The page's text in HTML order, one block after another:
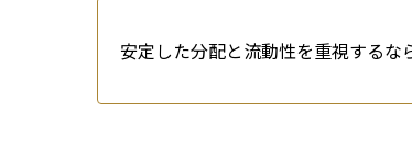
安定した分配と流動性を重視するな